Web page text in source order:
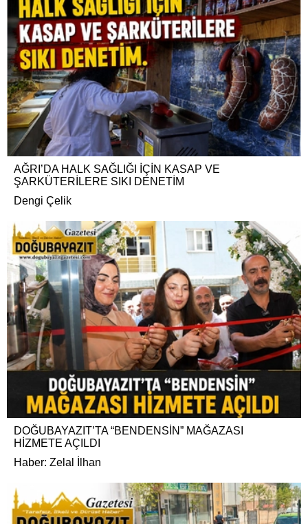
AĞRI’DA HALK SAĞLIĞI İÇİN KASAP VE
ŞARKÜTERİLERE SIKI DENETİM
Dengi Çelik
DOĞUBAYAZIT’TA “BENDENSİN” MAĞAZASI
HİZMETE AÇILDI
Haber: Zelal İlhan